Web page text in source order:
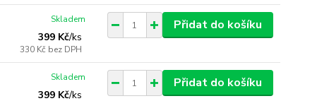
399 Kč/ks
330 Kč bez DPH
Skladem Přidat do košíku
399 Kč/ks
Skladem Přidat do košíku